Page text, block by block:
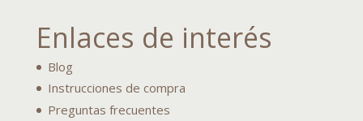
Enlaces de interés
Blog
Instrucciones de compra
Preguntas frecuentes